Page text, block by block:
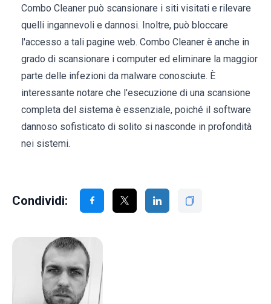
Combo Cleaner può scansionare i siti visitati e rilevare
quelli ingannevoli e dannosi. Inoltre, può bloccare
l'accesso a tali pagine web. Combo Cleaner è anche in
grado di scansionare i computer ed eliminare la maggior
parte delle infezioni da malware conosciute. È
interessante notare che l'esecuzione di una scansione
completa del sistema è essenziale, poiché il software
dannoso sofisticato di solito si nasconde in profondità
nei sistemi.
Condividi: